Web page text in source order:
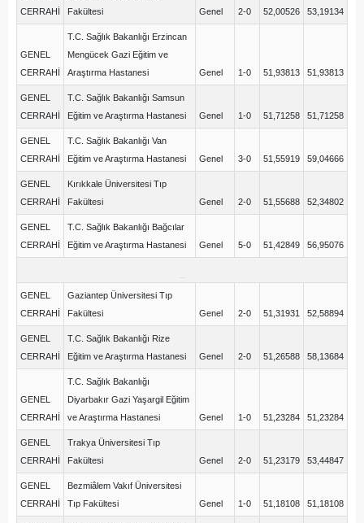
CERRAHİ
Fakültesi
Genel 2-0 52,00526 53,19134
GENEL
CERRAHİ
T.C. Sağlık Bakanlığı Erzincan
Mengücek Gazi Eğitim ve
Araştırma Hastanesi
Genel 1-0 51,93813 51,93813
GENEL
CERRAHİ
T.C. Sağlık Bakanlığı Samsun
Eğitim ve Araştırma Hastanesi
Genel 1-0 51,71258 51,71258
GENEL
CERRAHİ
T.C. Sağlık Bakanlığı Van
Eğitim ve Araştırma Hastanesi
Genel 3-0 51,55919 59,04666
GENEL
CERRAHİ
Kırıkkale Üniversitesi Tıp
Fakültesi
Genel 2-0 51,55688 52,34802
GENEL
CERRAHİ
T.C. Sağlık Bakanlığı Bağcılar
Eğitim ve Araştırma Hastanesi
Genel 5-0 51,42849 56,95076
GENEL
CERRAHİ
Gaziantep Üniversitesi Tıp
Fakültesi
Genel 2-0 51,31931 52,58894
GENEL
CERRAHİ
T.C. Sağlık Bakanlığı Rize
Eğitim ve Araştırma Hastanesi
Genel 2-0 51,26588 58,13684
GENEL
CERRAHİ
T.C. Sağlık Bakanlığı
Diyarbakır Gazi Yaşargil Eğitim
ve Araştırma Hastanesi
Genel 1-0 51,23284 51,23284
GENEL
CERRAHİ
Trakya Üniversitesi Tıp
Fakültesi
Genel 2-0 51,23179 53,44847
GENEL
CERRAHİ
Bezmiâlem Vakıf Üniversitesi
Tıp Fakültesi
Genel 1-0 51,18108 51,18108